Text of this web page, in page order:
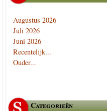
Augustus 2026
Juli 2026
Juni 2026
Recentelijk...
Ouder...
Categorieën